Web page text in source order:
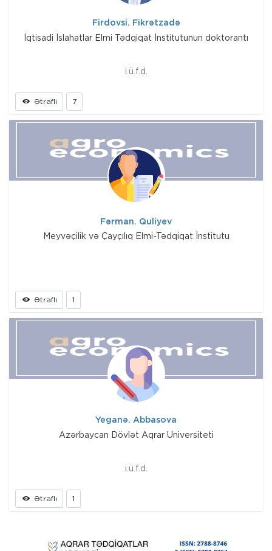
Firdovsi. Fikrətzadə
İqtisadi İslahatlar Elmi Tədqiqat İnstitutunun doktorantı
i.ü.f.d.
Ətraflı 7
Fərman. Quliyev
Meyvəçilik və Çayçılıq Elmi-Tədqiqat İnstitutu
Ətraflı 1
Yeganə. Abbasova
Azərbaycan Dövlət Aqrar Universiteti
i.ü.f.d.
Ətraflı 1
Prev